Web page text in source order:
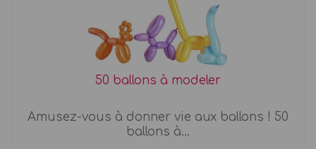
50 ballons à modeler
Amusez-vous à donner vie aux ballons ! 50
ballons à...